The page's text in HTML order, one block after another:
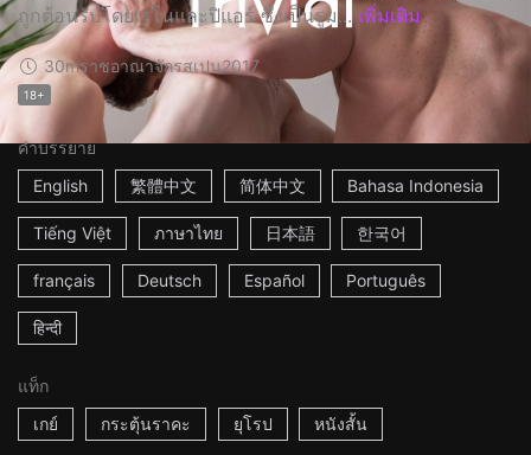
ถูกต้อนรับโดยเรโนและปิแอร์ ซึ่งเป็นรูม... เพิ่มเติม
30mราชอาณาจักรสเปน2017
18+
คำบรรยาย
English
繁體中文 简体中文 Bahasa Indonesia
Tiếng Việt ภาษาไทย 日本語 한국어
français Deutsch Español Português
हिन्दी
แท็ก
เกย์
กระตุ้นราคะ ยุโรป หนังสั้น